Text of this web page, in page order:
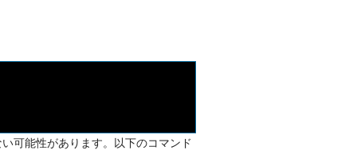
可能性があります。以下のコマンド